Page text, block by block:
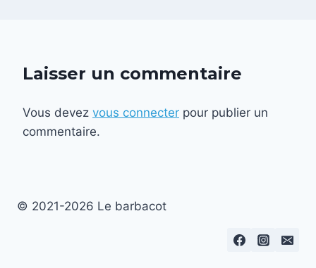
Laisser un commentaire
Vous devez vous connecter pour publier un
commentaire.
© 2021-2026 Le barbacot